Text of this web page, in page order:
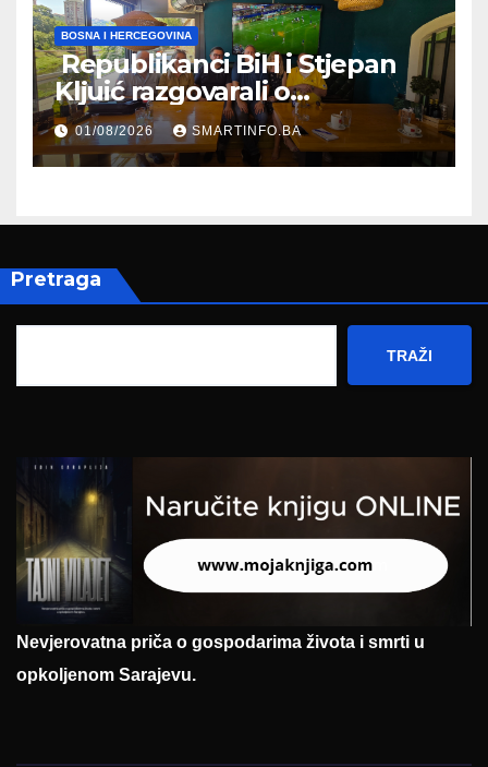
BOSNA I HERCEGOVINA
Republikanci BiH i Stjepan
Kljuić razgovarali o
evropskom putu Bosne i
Hercegovine
01/08/2026 SMARTINFO.BA
Pretraga
TRAŽI
Nevjerovatna priča o gospodarima života i smrti u
opkoljenom Sarajevu.